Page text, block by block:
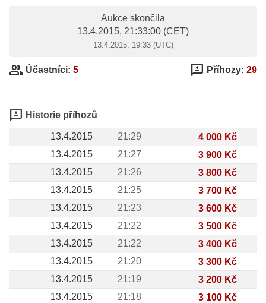
Aukce skončila
13.4.2015, 21:33:00 (CET)
13.4.2015, 19:33 (UTC)
group Účastníci: 5 3p Příhozy: 29
3p Historie příhozů
13.4.2015 21:29
4 000 Kč
13.4.2015
21:27
3 900 Kč
13.4.2015
21:26
3 800 Kč
13.4.2015
21:25
3 700 Kč
13.4.2015
21:23
3 600 Kč
13.4.2015
21:22
3 500 Kč
13.4.2015
21:22
3 400 Kč
13.4.2015
21:20
3 300 Kč
13.4.2015
21:19
3 200 Kč
13.4.2015
21:18 3 100 Kč